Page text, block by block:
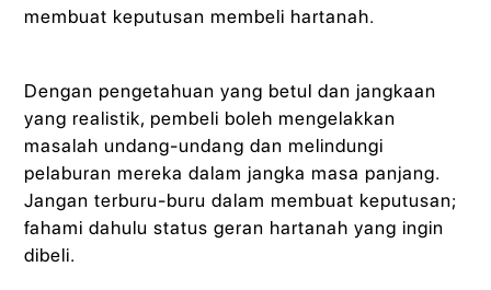
membuat keputusan membeli hartanah.
Dengan pengetahuan yang betul dan jangkaan
yang realistik, pembeli boleh mengelakkan
masalah undang-undang dan melindungi
pelaburan mereka dalam jangka masa panjang.
Jangan terburu-buru dalam membuat keputusan;
fahami dahulu status geran hartanah yang ingin
dibeli.